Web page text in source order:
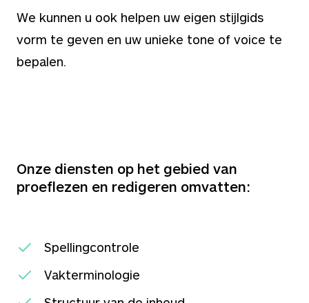
We kunnen u ook helpen uw eigen stijlgids
vorm te geven en uw unieke tone of voice te
bepalen.
Onze diensten op het gebied van
proeflezen en redigeren omvatten:
Spellingcontrole
Vakterminologie